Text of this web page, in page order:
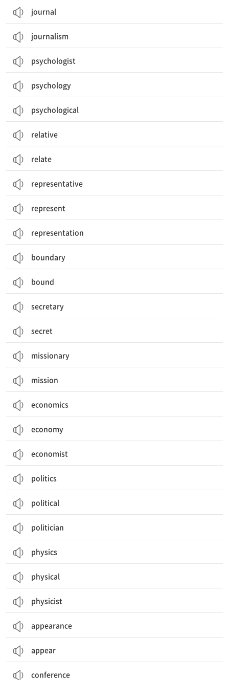
journal
journalism
psychologist
psychology
psychological
relative
relate
representative
represent
representation
boundary
bound
secretary
secret
missionary
mission
economics
economy
economist
politics
political
politician
physics
physical
physicist
appearance
appear
conference